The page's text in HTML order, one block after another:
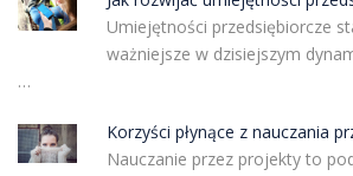
Umiejętności przedsiębiorcze
ważniejsze w dzisiejszym
…
Korzyści płynące z nauczania
Nauczanie przez projekty to